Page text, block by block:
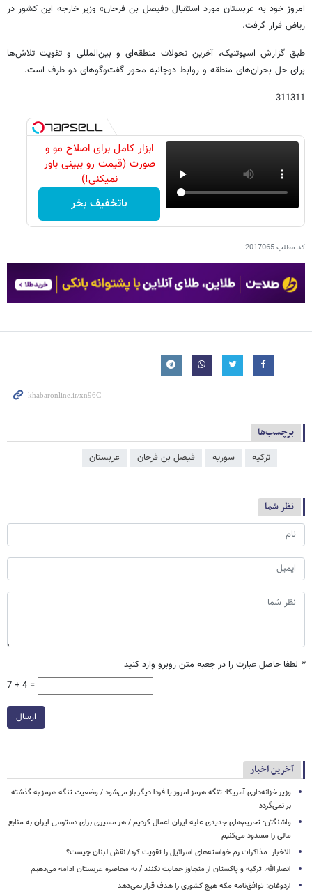
امروز خود به عربستان مورد استقبال «فیصل بن فرحان» وزیر خارجه این کشور در
ریاض قرار گرفت.
طبق گزارش اسپوتنیک، آخرین تحولات منطقه‌ای و بین‌المللی و تقویت تلاش‌ها
برای حل بحران‌های منطقه و روابط دوجانبه محور گفت‌وگوهای دو طرف است.
311311
ابزار کامل برای اصلاح مو و
صورت (قیمت رو ببینی باور
نمیکنی!)
باتخفیف بخر
کد مطلب2017065
برچسب‌ها
ترکیه سوریه فیصل بن فرحان عربستان
نظر شما
* لطفا حاصل عبارت را در جعبه متن روبرو وارد کنید
7 + 4 =
ارسال
آخرین اخبار
وزیر خزانه‌داری آمریکا: تنگه هرمز امروز یا فردا دیگر باز می‌شود / وضعیت تنگه هرمز به گذشته
بر نمی‌گردد
واشنگتن: تحریم‌های جدیدی علیه ایران اعمال کردیم / هر مسیری برای دسترسی ایران به منابع
مالی را مسدود می‌کنیم
الاخبار: مذاکرات رم خواسته‌های اسرائیل را تقویت کرد/ نقش لبنان چیست؟
انصارالله: ترکیه و پاکستان از متجاوز حمایت نکنند / به محاصره عربستان ادامه می‌دهیم
اردوغان: توافق‌نامه مکه هیچ کشوری را هدف قرار نمی‌دهد